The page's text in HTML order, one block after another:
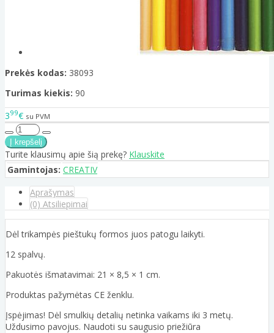
Prekės kodas: 38093
Turimas kiekis: 90
399€ su PVM
Turite klausimų apie šią prekę? Klauskite
Gamintojas: CREATIV
Aprašymas
(0) Atsiliepimai
Dėl trikampės pieštukų formos juos patogu laikyti.
12 spalvų.
Pakuotės išmatavimai: 21 × 8,5 × 1 cm.
Produktas pažymėtas CE ženklu.
Įspėjimas! Dėl smulkių detalių netinka vaikams iki 3 metų.
Uždusimo pavojus. Naudoti su saugusio priežiūra